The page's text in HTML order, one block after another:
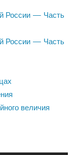
России — Часть
России — Часть
величия